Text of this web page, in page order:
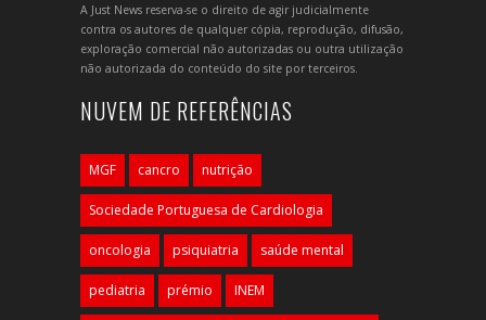
A Just News reserva-se o direito de agir judicialmente
contra os autores de qualquer cópia, reprodução, difusão,
exploração comercial não autorizadas ou outra utilização
não autorizada do conteúdo do site por terceiros.
NUVEM DE REFERÊNCIAS
MGF cancro nutrição
Sociedade Portuguesa de Cardiologia
oncologia psiquiatria saúde mental
pediatria prémio INEM